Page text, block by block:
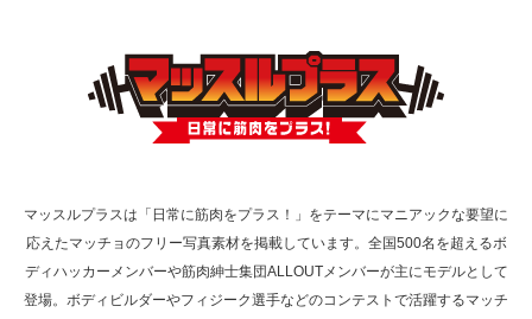
TOKYO FMラジオ番組「ONE MORNING」
で紹介さ…
た（6/8放送）
マッスルプラスは「日常に筋肉をプラス！」をテーマにマニアックな要望に
応えたマッチョのフリー写真素材を掲載しています。全国500名を超えるボ
ディハッカーメンバーや筋肉紳士集団ALLOUTメンバーが主にモデルとして
登場。ボディビルダーやフィジーク選手などのコンテストで活躍するマッチ